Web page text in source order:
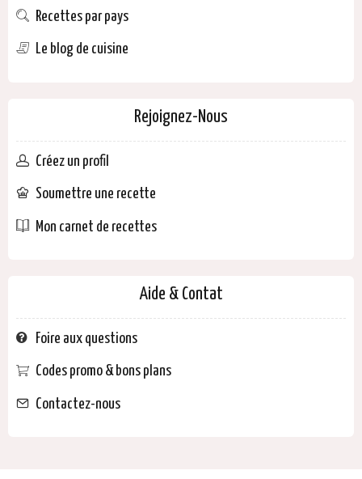
Recettes par pays
Le blog de cuisine
Rejoignez-Nous
Créez un profil
Soumettre une recette
Mon carnet de recettes
Aide & Contat
Foire aux questions
Codes promo & bons plans
Contactez-nous